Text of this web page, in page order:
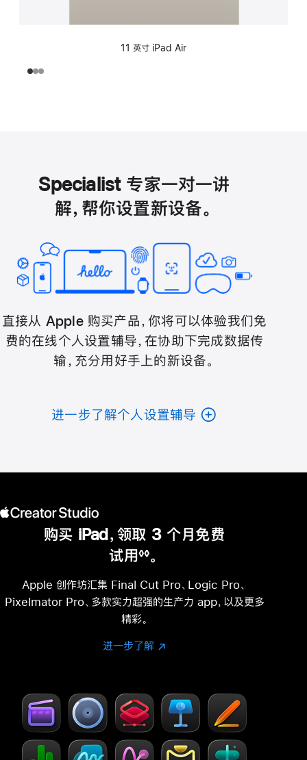
11 英寸 iPad Air
Specialist 专家一对一讲
解，帮你设置新设备。
直接从 Apple 购买产品，你将可以体验我们免
费的在线个人设置辅导，在协助下完成数据传
输，充分用好手上的新设备。
进一步了解个人设置辅导
购买 iPad，领取 3 个月免费
试用
注
◊◊。
Apple 创作坊汇集 Final Cut Pro、Logic Pro、
Pixelmator Pro、多款实力超强的生产力 app，以及更多
精彩。
进一步了解 进
了
Creator Studio
(在
口
打
开)